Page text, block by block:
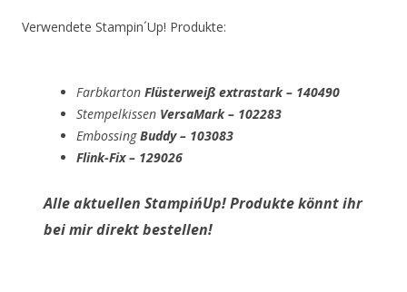
Verwendete Stampin´Up! Produkte:
Farbkarton Flüsterweiß extrastark – 140490
Stempelkissen VersaMark – 102283
EmbossingBuddy – 103083
Flink-Fix – 129026
Alle aktuellen Stampin´Up! Produkte könnt ihr
bei mir direkt bestellen!